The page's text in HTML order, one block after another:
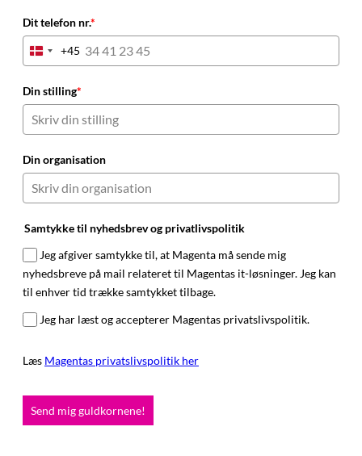
Dit telefon nr.*
Denmark
+45
Din stilling*
Din organisation
Samtykke til nyhedsbrev og privatlivspolitik
Jeg afgiver samtykke til, at Magenta må sende mig
nyhedsbreve på mail relateret til Magentas it-løsninger. Jeg kan
til enhver tid trække samtykket tilbage.
Jeg har læst og accepterer Magentas privatslivspolitik.
Læs Magentas privatslivspolitik her
Send mig guldkornene!